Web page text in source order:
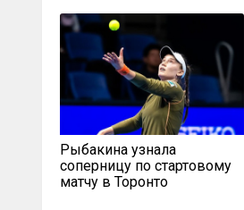
Рыбакина узнала
соперницу по стартовому
матчу в Торонто